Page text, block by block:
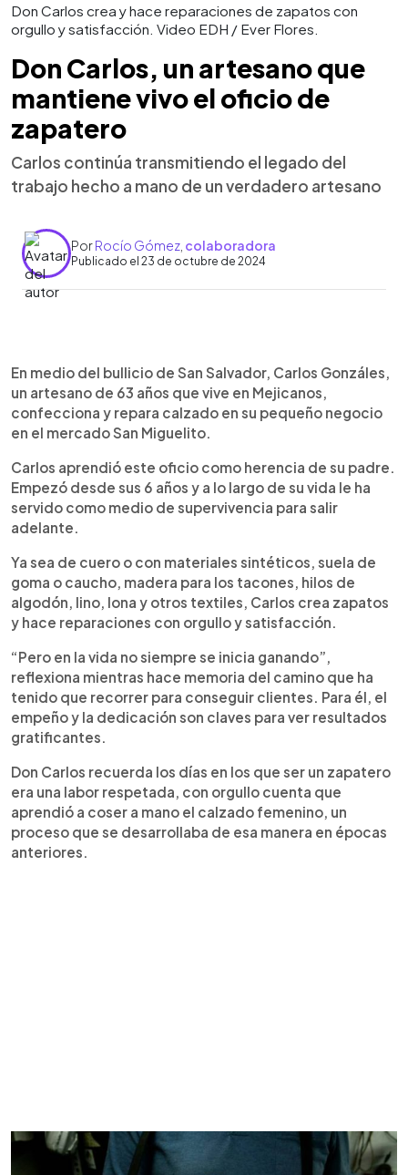
Don Carlos crea y hace reparaciones de zapatos con
orgullo y satisfacción. Video EDH / Ever Flores.
Don Carlos, un artesano que
mantiene vivo el oficio de
zapatero
Carlos continúa transmitiendo el legado del
trabajo hecho a mano de un verdadero artesano
PorRocío Gómez colaboradora
Publicado el 23 de octubre de 2024
► Escuchar artículo
En medio del bullicio de San Salvador, Carlos Gonzáles,
un artesano de 63 años que vive en Mejicanos,
confecciona y repara calzado en su pequeño negocio
en el mercado San Miguelito.
Carlos aprendió este oficio como herencia de su padre.
Empezó desde sus 6 años y a lo largo de su vida le ha
servido como medio de supervivencia para salir
adelante.
Ya sea de cuero o con materiales sintéticos, suela de
goma o caucho, madera para los tacones, hilos de
algodón, lino, lona y otros textiles, Carlos crea zapatos
y hace reparaciones con orgullo y satisfacción.
“Pero en la vida no siempre se inicia ganando”,
reflexiona mientras hace memoria del camino que ha
tenido que recorrer para conseguir clientes. Para él, el
empeño y la dedicación son claves para ver resultados
gratificantes.
Don Carlos recuerda los días en los que ser un zapatero
era una labor respetada, con orgullo cuenta que
aprendió a coser a mano el calzado femenino, un
proceso que se desarrollaba de esa manera en épocas
anteriores.